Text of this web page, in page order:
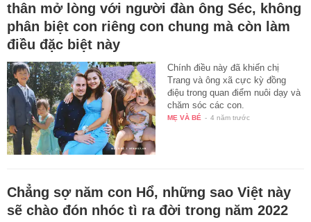
thân mở lòng với người đàn ông Séc, không
phân biệt con riêng con chung mà còn làm
điều đặc biệt này
Chính điều này đã khiến chị
Trang và ông xã cực kỳ đồng
điệu trong quan điểm nuôi dạy và
chăm sóc các con.
MẸ VÀ BÉ - 4 năm trước
Chẳng sợ năm con Hổ, những sao Việt này
sẽ chào đón nhóc tì ra đời trong năm 2022